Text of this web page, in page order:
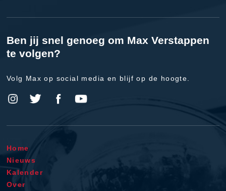
Ben jij snel genoeg om Max Verstappen
te volgen?
Volg Max op social media en blijf op de hoogte.
Home
Nieuws
Kalender
Over